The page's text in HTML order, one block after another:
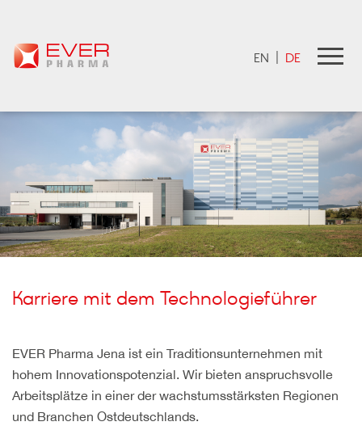
EVER Pharma Jobportal
EN DE
Karriere mit dem Technologieführer
EVER Pharma Jena ist ein Traditionsunternehmen mit
hohem Innovationspotenzial. Wir bieten anspruchsvolle
Arbeitsplätze in einer der wachstumsstärksten Regionen
und Branchen Ostdeutschlands.